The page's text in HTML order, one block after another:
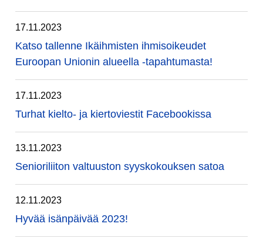
17.11.2023
Katso tallenne Ikäihmisten ihmisoikeudet
Euroopan Unionin alueella -tapahtumasta!
17.11.2023
Turhat kielto- ja kiertoviestit Facebookissa
13.11.2023
Senioriliiton valtuuston syyskokouksen satoa
12.11.2023
Hyvää isänpäivää 2023!